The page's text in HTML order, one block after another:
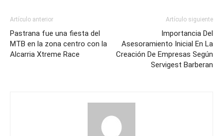
Artículo anterior
Pastrana fue una fiesta del
MTB en la zona centro con la
Alcarria Xtreme Race
Artículo siguiente
Importancia Del
Asesoramiento Inicial En La
Creación De Empresas Según
Servigest Barberan